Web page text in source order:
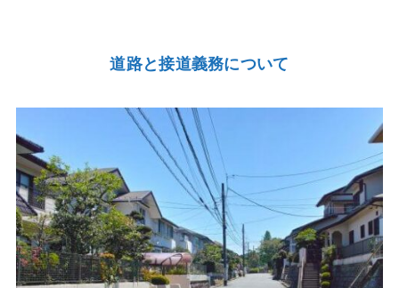
道路と接道義務について